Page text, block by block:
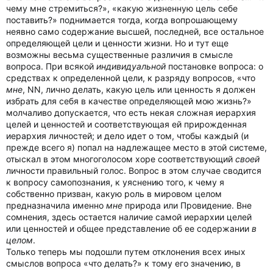
чему мне стремиться?», «какую жизненную цель себе
поставить?» поднимается тогда, когда вопрошающему
неявно само содержание высшей, последней, все остальное
определяющей цели и ценности жизни. Но и тут еще
возможны весьма существенные различия в смысле
вопроса. При всякой индивидуальной постановке вопроса: о
средствах к определенной цели, к разряду вопросов, «что
мне, NN, лично делать, какую цель или ценность я должен
избрать для себя в качестве определяющей мою жизнь?»
молчаливо допускается, что есть некая сложная иерархия
целей и ценностей и соответствующая ей прирожденная
иерархия личностей; и дело идет о том, чтобы каждый (и
прежде всего я) попал на надлежащее место в этой системе,
отыскал в этом многоголосом хоре соответствующий своей
личности правильный голос. Вопрос в этом случае сводится
к вопросу самопознания, к уяснению того, к чему я
собственно призван, какую роль в мировом целом
предназначила именно мне природа или Провидение. Вне
сомнения, здесь остается наличие самой иерархии целей
или ценностей и общее представление об ее содержании в
целом.
Только теперь мы подошли путем отклонения всех иных
смыслов вопроса «что делать?» к тому его значению, в